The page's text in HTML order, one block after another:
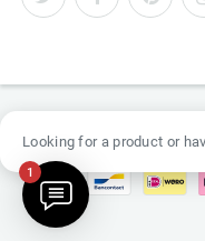
1
Looking for a product or